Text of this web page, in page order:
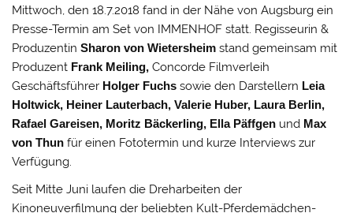
Mittwoch, den 18.7.2018 fand in der Nähe von Augsburg ein
Presse-Termin am Set von IMMENHOF statt. Regisseurin &
ProduzentinSharon von Wietersheimstand gemeinsam mit
Produzent Frank Meiling,Concorde Filmverleih
Geschäftsführer Holger Fuchs sowie den Darstellern Leia
Holtwick, Heiner Lauterbach, Valerie Huber, Laura Berlin,
Rafael Gareisen, Moritz Bäckerling, Ella Päffgen und Max
von Thunfür einen Fototermin und kurze Interviews zur
Verfügung.
Seit Mitte Juni laufen die Dreharbeiten der
Kinoneuverfilmung der beliebten Kult-Pferdemädchen-